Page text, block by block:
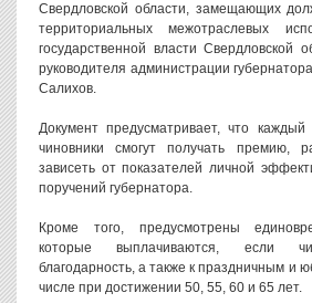
Свердловской области, замещающих
территориальных межотраслевых
государственной власти Свердловской
руководителя администрации
Салихов.
Документ предусматривает, что каждый
чиновники смогут получать премию,
зависеть от показателей личной
поручений губернатора.
Кроме того, предусмотрены
которые выплачиваются, если
благодарность, а также к праздничным и
числе при достижении 50, 55, 60 и 65 лет.